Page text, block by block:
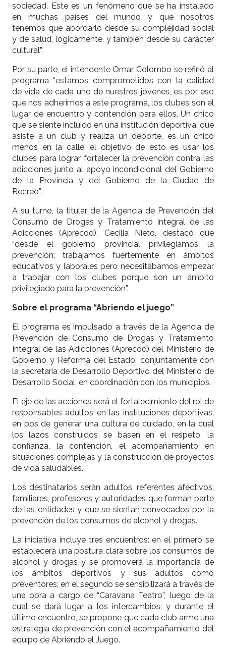
sociedad. Este es un fenómeno que se ha instalado
en muchas países del mundo y que nosotros
tenemos que abordarlo desde su complejidad social
y de salud, lógicamente, y también desde su carácter
cultural”.
Por su parte, el intendente Omar Colombo se refirió al
programa “estamos comprometidos con la calidad
de vida de cada uno de nuestros jóvenes, es por eso
que nos adherimos a este programa, los clubes son el
lugar de encuentro y contención para ellos. Un chico
que se siente incluido en una institución deportiva, que
asiste a un club y realiza un deporte, es un chico
menos en la calle, el objetivo de esto es usar los
clubes para lograr fortalecer la prevención contra las
adicciones junto al apoyo incondicional del Gobierno
de la Provincia y del Gobierno de la Ciudad de
Recreo”.
A su turno, la titular de la Agencia de Prevención del
Consumo de Drogas y Tratamiento Integral de las
Adicciones (Aprecod), Cecilia Nieto, destacó que
“desde el gobierno provincial privilegiamos la
prevención: trabajamos fuertemente en ámbitos
educativos y laborales pero necesitábamos empezar
a trabajar con los clubes porque son un ámbito
privilegiado para la prevención”.
Sobre el programa “Abriendo el juego”
El programa es impulsado a través de la Agencia de
Prevención de Consumo de Drogas y Tratamiento
Integral de las Adicciones (Aprecod) del Ministerio de
Gobierno y Reforma del Estado, conjuntamente con
la secretaría de Desarrollo Deportivo del Ministerio de
Desarrollo Social, en coordinación con los municipios.
El eje de las acciones será el fortalecimiento del rol de
responsables adultos en las instituciones deportivas,
en pos de generar una cultura de cuidado, en la cual
los lazos construidos se basen en el respeto, la
confianza, la contención, el acompañamiento en
situaciones complejas y la construcción de proyectos
de vida saludables.
Los destinatarios serán adultos, referentes afectivos,
familiares, profesores y autoridades que forman parte
de las entidades y que se sientan convocados por la
prevención de los consumos de alcohol y drogas.
La iniciativa incluye tres encuentros: en el primero se
establecerá una postura clara sobre los consumos de
alcohol y drogas y se promoverá la importancia de
los ámbitos deportivos y sus adultos como
preventores; en el segundo se sensibilizará a través de
una obra a cargo de “Caravana Teatro”, luego de la
cual se dará lugar a los intercambios; y durante el
último encuentro, se propone que cada club arme una
estrategia de prevención con el acompañamiento del
equipo de Abriendo el Juego.